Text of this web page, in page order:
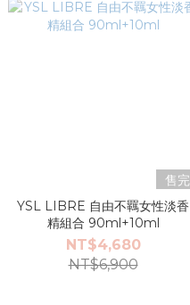
售完
YSL LIBRE 自由不羈女性淡香
精組合 90ml+10ml
NT$4,680
NT$6,900